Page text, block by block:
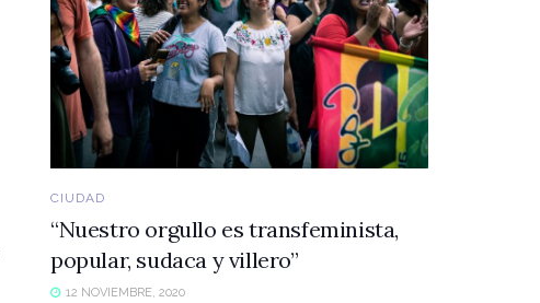
CIUDAD
“Nuestro orgullo es transfeminista,
popular, sudaca y villero”
12 NOVIEMBRE, 2020